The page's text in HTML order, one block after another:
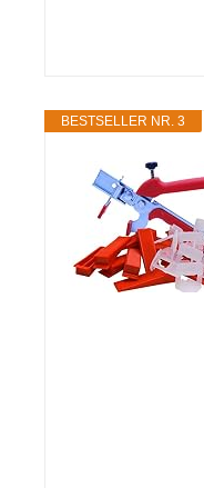
BESTSELLER NR. 3